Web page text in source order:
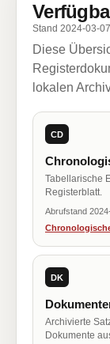
Stand 2024-03-07
Diese
lokalen
CD
Tabellarische
Registerblatt.
Abrufstand
DK
Archivierte
Dokumente